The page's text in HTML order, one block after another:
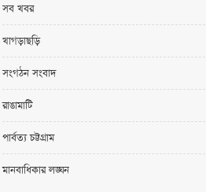
সব খবর
খাগড়াছড়ি
সংগঠন সংবাদ
রাঙামাটি
পার্বত্য চট্টগ্রাম
মানবাধিকার লঙ্ঘন